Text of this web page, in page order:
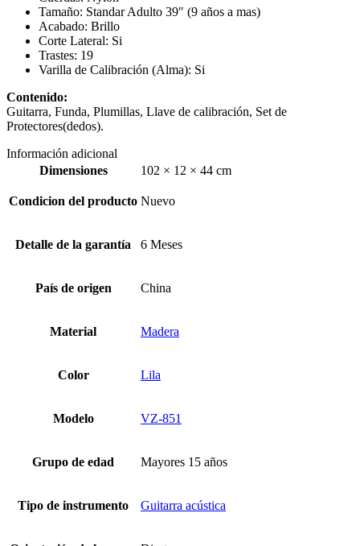
Tamaño: Standar Adulto 39″ (9 años a mas)
Acabado: Brillo
Corte Lateral: Si
Trastes: 19
Varilla de Calibración (Alma): Si
Contenido:
Guitarra, Funda, Plumillas, Llave de calibración, Set de
Protectores(dedos).
Información adicional
Dimensiones
102 × 12 × 44 cm
Condicion del producto Nuevo
Detalle de la garantía 6 Meses
País de origen China
Material Madera
Color Lila
Modelo VZ-851
Grupo de edad Mayores 15 años
Tipo de instrumento Guitarra acústica